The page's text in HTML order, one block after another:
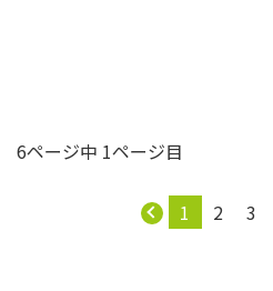
6ページ中 1ページ目
1 2 3